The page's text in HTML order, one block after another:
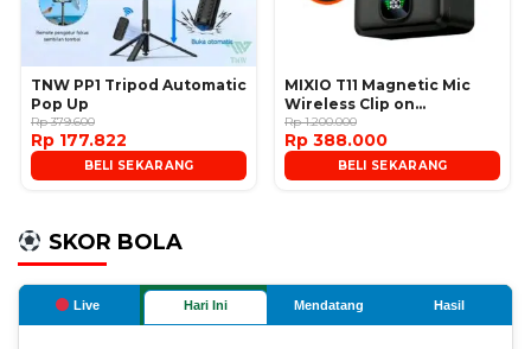
TNW PP1 Tripod Automatic
Pop Up
Rp 379.600
Rp 177.822
BELI SEKARANG
MIXIO T11 Magnetic Mic
Wireless Clip on
Microphone
Rp 1.200.000
Rp 388.000
BELI SEKARANG
SKOR BOLA
Live Hari Ini Mendatang Hasil